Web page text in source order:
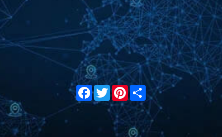
Facebook
TwitterPinterest
Share